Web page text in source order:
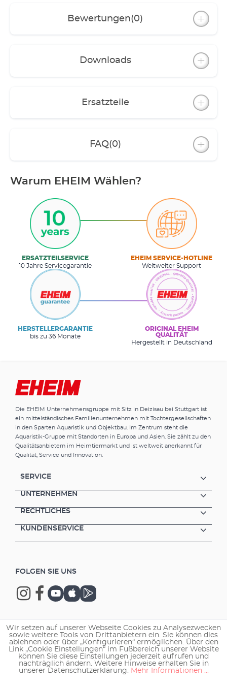
Bewertungen(0)
Downloads
Ersatzteile
FAQ(0)
Warum EHEIM Wählen?
ERSATZTEILSERVICE
10 Jahre Servicegarantie
EHEIM SERVICE-HOTLINE
Weltweiter Support
HERSTELLERGARANTIE
bis zu 36 Monate
ORIGINAL EHEIM
QUALITÄT
Hergestellt in Deutschland
Die EHEIM Unternehmensgruppe mit Sitz in Deizisau bei Stuttgart ist
ein mittelständisches Familienunternehmen mit Tochtergesellschaften
in den Sparten Aquaristik und Objektbau. Im Zentrum steht die
Aquaristik-Gruppe mit Standorten in Europa und Asien. Sie zählt zu den
Qualitätsanbietern im Heimtiermarkt und ist weltweit anerkannt für
Qualität, Service und Innovation.
SERVICE
UNTERNEHMEN
RECHTLICHES
KUNDENSERVICE
FOLGEN SIE UNS
Copyright © 2026 EHEIM GmbH & Co. KG.
Wir setzen auf unserer Webseite Cookies zu Analysezwecken
sowie weitere Tools von Drittanbietern ein. Sie können dies
ablehnen oder über „Konfigurieren“ ermöglichen. Über den
Link „Cookie Einstellungen“ im Fußbereich unserer Website
können Sie diese Einstellungen jederzeit aufrufen und
nachträglich ändern. Weitere Hinweise erhalten Sie in
unserer Datenschutzerklärung. Mehr Informationen ...